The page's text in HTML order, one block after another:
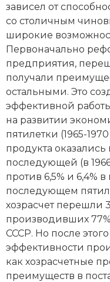
зависел от
со столичным
широкие
Первоначально
предприятия,
получали
остальными. Это
эффективной
на развитии
пятилетки (1965-
продукта
последующей (в
против 6,5% и 6,4%
последующем
хозрасчет перешли
производивших
СССР. Но после
эффективности
как хозрасчетные
преимуществ в